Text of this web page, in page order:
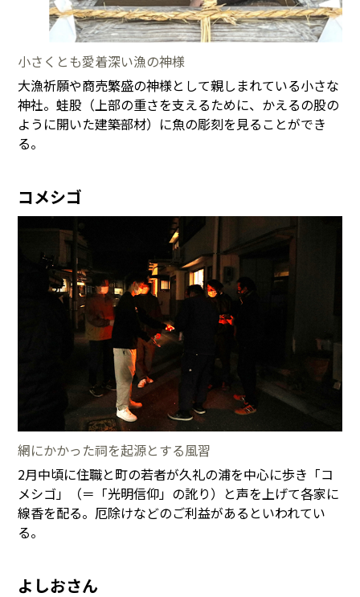
小さくとも愛着深い漁の神様
大漁祈願や商売繁盛の神様として親しまれている小さな
神社。蛙股（上部の重さを支えるために、かえるの股の
ように開いた建築部材）に魚の彫刻を見ることができ
る。
コメシゴ
網にかかった祠を起源とする風習
2月中頃に住職と町の若者が久礼の浦を中心に歩き「コ
メシゴ」（＝「光明信仰」の訛り）と声を上げて各家に
線香を配る。厄除けなどのご利益があるといわれてい
る。
よしおさん